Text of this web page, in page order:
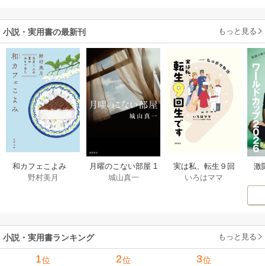
小説・実用書の最新刊 もっと見る
和カフェこよみ
五月くんの夏のお
野村美月
月曜のこない部屋 1
巻
城山真一
実は私、転生９回
生です マンガ
いろはママ
激
小説・実用書ランキング もっと見る
1位 2位 3位